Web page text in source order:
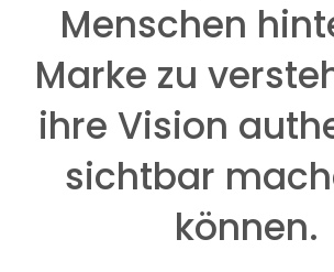
Menschen
Marke zu
ihre Vision
sichtbar
können.